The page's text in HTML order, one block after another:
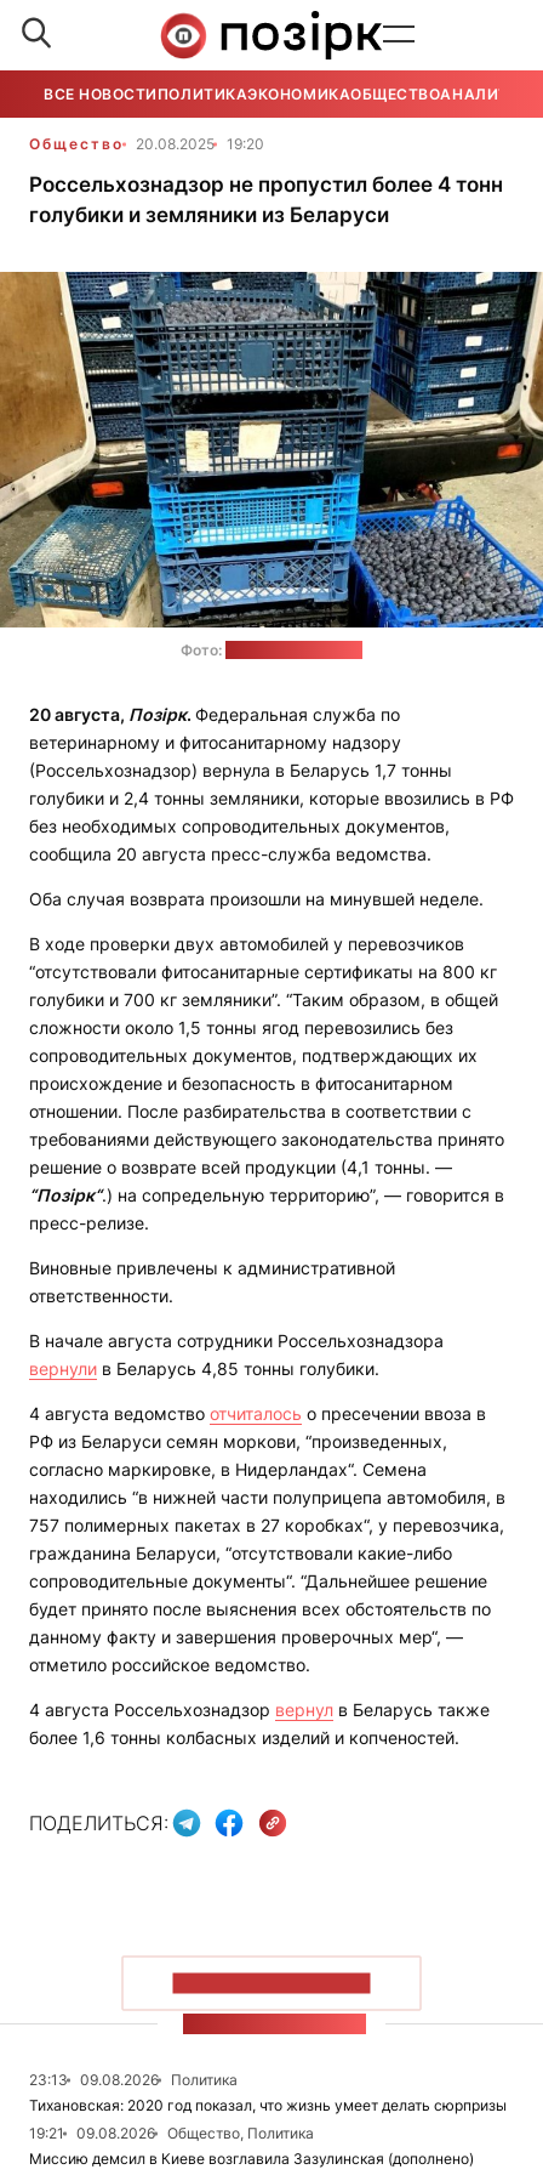
ВСЕ НОВОСТИ ПОЛИТИКАЭКОНОМИКАОБЩЕСТВОАНАЛИТИКА
Общество 20.08.2025 19:20
Россельхознадзор не пропустил более 4 тонн
голубики и земляники из Беларуси
Фото:
20 августа, Позірк. Федеральная служба по
ветеринарному и фитосанитарному надзору
(Россельхознадзор) вернула в Беларусь 1,7 тонны
голубики и 2,4 тонны земляники, которые ввозились в РФ
без необходимых сопроводительных документов,
сообщила 20 августа пресс-служба ведомства.
Оба случая возврата произошли на минувшей неделе.
В ходе проверки двух автомобилей у перевозчиков
“отсутствовали фитосанитарные сертификаты на 800 кг
голубики и 700 кг земляники”. “Таким образом, в общей
сложности около 1,5 тонны ягод перевозились без
сопроводительных документов, подтверждающих их
происхождение и безопасность в фитосанитарном
отношении. После разбирательства в соответствии с
требованиями действующего законодательства принято
решение о возврате всей продукции (4,1 тонны. —
“Позірк“.) на сопредельную территорию”, — говорится в
пресс-релизе.
Виновные привлечены к административной
ответственности.
В начале августа сотрудники Россельхознадзора
вернули в Беларусь 4,85 тонны голубики.
4 августа ведомство отчиталось о пресечении ввоза в
РФ из Беларуси семян моркови, “произведенных,
согласно маркировке, в Нидерландах“. Семена
находились “в нижней части полуприцепа автомобиля, в
757 полимерных пакетах в 27 коробках“, у перевозчика,
гражданина Беларуси, “отсутствовали какие-либо
сопроводительные документы“. “Дальнейшее решение
будет принято после выяснения всех обстоятельств по
данному факту и завершения проверочных мер“, —
отметило российское ведомство.
4 августа Россельхознадзор вернул в Беларусь также
более 1,6 тонны колбасных изделий и копченостей.
ПОДЕЛИТЬСЯ:
23:13 09.08.2026
Политика
Тихановская: 2020 год показал, что жизнь умеет делать сюрпризы
19:21
09.08.2026
Общество, Политика
Миссию демсил в Киеве возглавила Зазулинская (дополнено)